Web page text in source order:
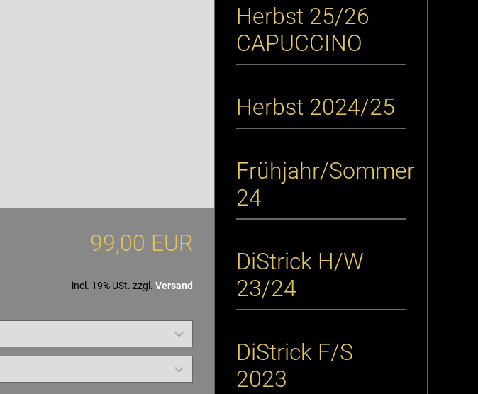
99,00 EUR
incl. 19% USt. zzgl. Versand
Herbst 25/26
CAPUCCINO
Herbst 2024/25
Frühjahr/Sommer
24
DiStrick H/W
23/24
DiStrick F/S
2023